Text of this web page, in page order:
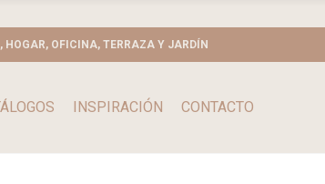
OFICINA, TERRAZA Y JARDÍN
INSPIRACIÓN CONTACTO